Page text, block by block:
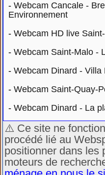
-Webcam Cancale -
Environnement
-Webcam HD live
-Webcam Saint-Malo -
-Webcam Dinard - Villa
-Webcam Saint-Quay-
-Webcam Dinard - La
⚠️ Ce site ne
procédé lié au
positionner dans les
moteurs de